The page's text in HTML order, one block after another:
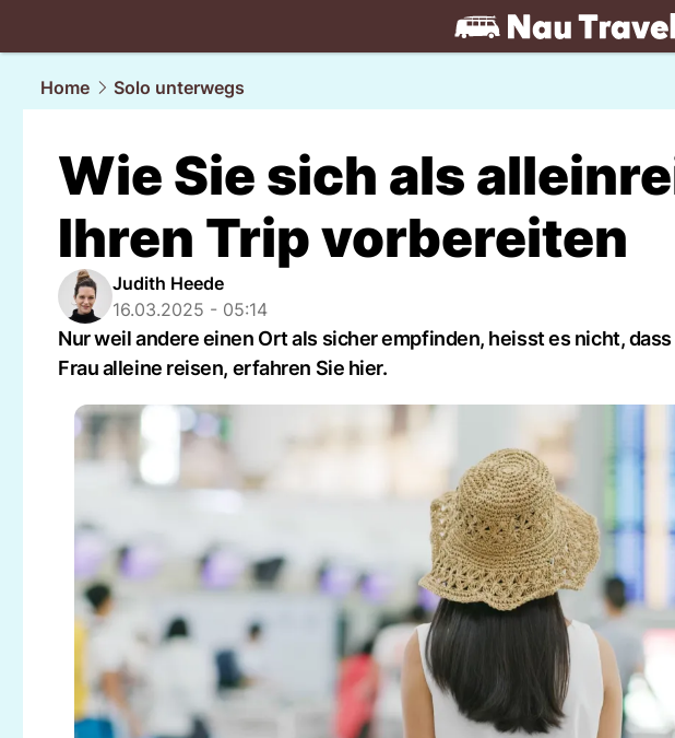
travel.NAU.ch
Home
Solo unterwegs
Wie Sie sich als
Ihren Trip vorbereiten
Judith Heede
16.03.2025 - 05:14
Nur weil andere einen Ort als sicher empfinden, heisst es nicht,
Frau alleine reisen, erfahren Sie hier.